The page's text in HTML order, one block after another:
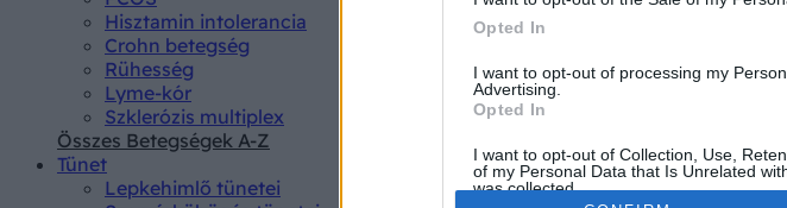
Opted In
I want to opt-out of processing my
Advertising.
Opted In
I want to opt-out of Collection, Use,
of my Personal Data that Is Unrelated
was collected.
Hisztamin intolerancia
Crohn betegség
Rühesség
Lyme-kór
Szklerózis multiplex
Összes Betegségek A-Z
Tünet
Lepkehimlő tünetei